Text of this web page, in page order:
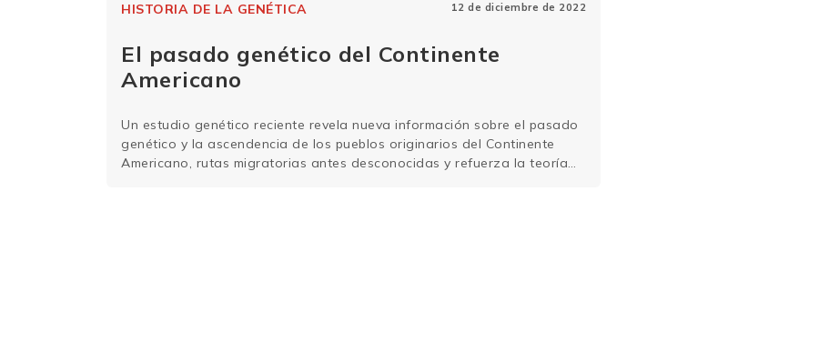
HISTORIA DE LA GENÉTICA 12 de diciembre de 2022
El pasado genético del Continente
Americano
Un estudio genético reciente revela nueva información sobre el pasado
genético y la ascendencia de los pueblos originarios del Continente
Americano, rutas migratorias antes desconocidas y refuerza la teoría